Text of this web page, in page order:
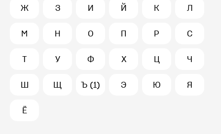
Ж З И Й К Л
М Н О П Р С
Т У Ф Х Ц Ч
Ш Щ Ъ (1) Э Ю Я
Ё